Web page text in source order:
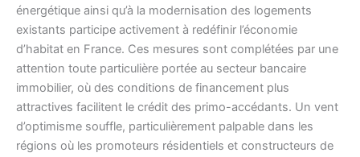
énergétique ainsi qu’à la modernisation des logements
existants participe activement à redéfinir l’économie
d’habitat en France. Ces mesures sont complétées par une
attention toute particulière portée au secteur bancaire
immobilier, où des conditions de financement plus
attractives facilitent le crédit des primo-accédants. Un vent
d’optimisme souffle, particulièrement palpable dans les
régions où les promoteurs résidentiels et constructeurs de